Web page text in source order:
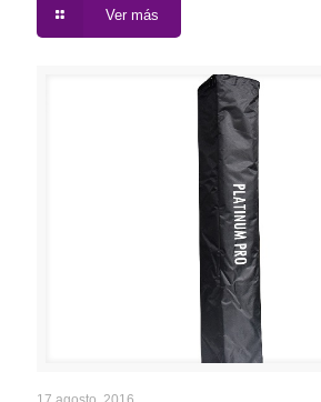
Ver más
ACCESORIOS PLATINUM